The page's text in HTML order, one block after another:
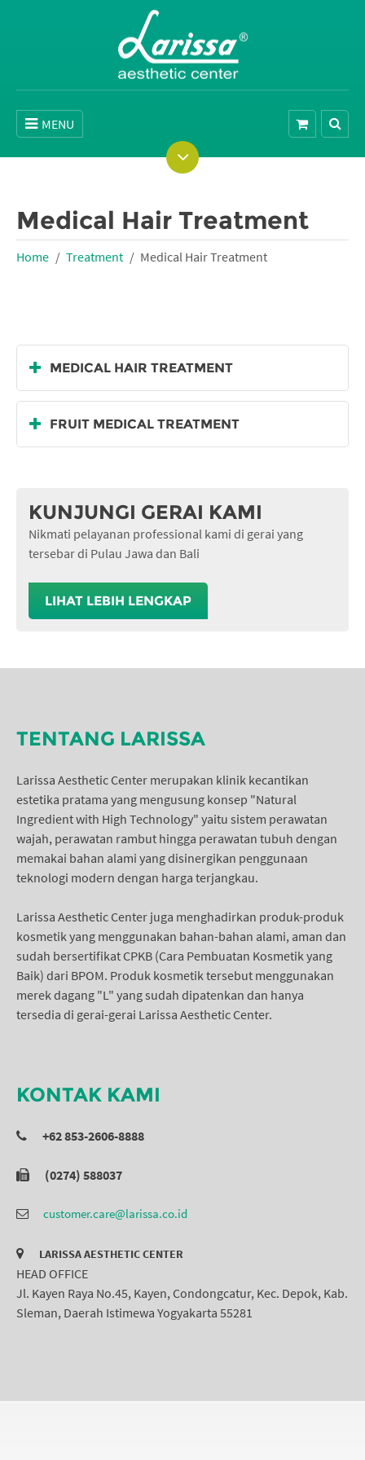
MENU
Medical Hair Treatment
Home Treatment Medical Hair Treatment
MEDICAL HAIR TREATMENT
FRUIT MEDICAL TREATMENT
KUNJUNGI GERAI KAMI
Nikmati pelayanan professional kami di gerai yang
tersebar di Pulau Jawa dan Bali
LIHAT LEBIH LENGKAP
TENTANG LARISSA
Larissa Aesthetic Center merupakan klinik kecantikan
estetika pratama yang mengusung konsep "Natural
Ingredient with High Technology" yaitu sistem perawatan
wajah, perawatan rambut hingga perawatan tubuh dengan
memakai bahan alami yang disinergikan penggunaan
teknologi modern dengan harga terjangkau.
Larissa Aesthetic Center juga menghadirkan produk-produk
kosmetik yang menggunakan bahan-bahan alami, aman dan
sudah bersertifikat CPKB (Cara Pembuatan Kosmetik yang
Baik) dari BPOM. Produk kosmetik tersebut menggunakan
merek dagang "L" yang sudah dipatenkan dan hanya
tersedia di gerai-gerai Larissa Aesthetic Center.
KONTAK KAMI
+62 853-2606-8888
(0274) 588037
customer.care@larissa.co.id
LARISSA AESTHETIC CENTER
HEAD OFFICE
Jl. Kayen Raya No.45, Kayen, Condongcatur, Kec. Depok, Kab.
Sleman, Daerah Istimewa Yogyakarta 55281